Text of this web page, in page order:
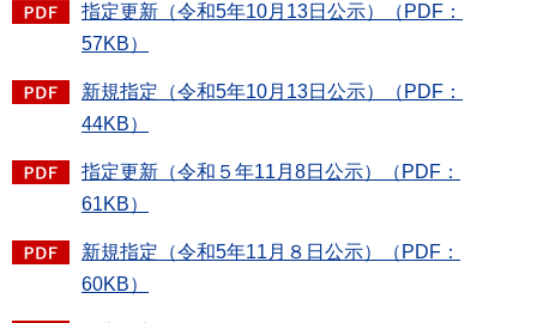
指定更新（令和5年10月13日公示）（PDF：
57KB）
新規指定（令和5年10月13日公示）（PDF：
44KB）
指定更新（令和５年11月8日公示）（PDF：
61KB）
新規指定（令和5年11月８日公示）（PDF：
60KB）